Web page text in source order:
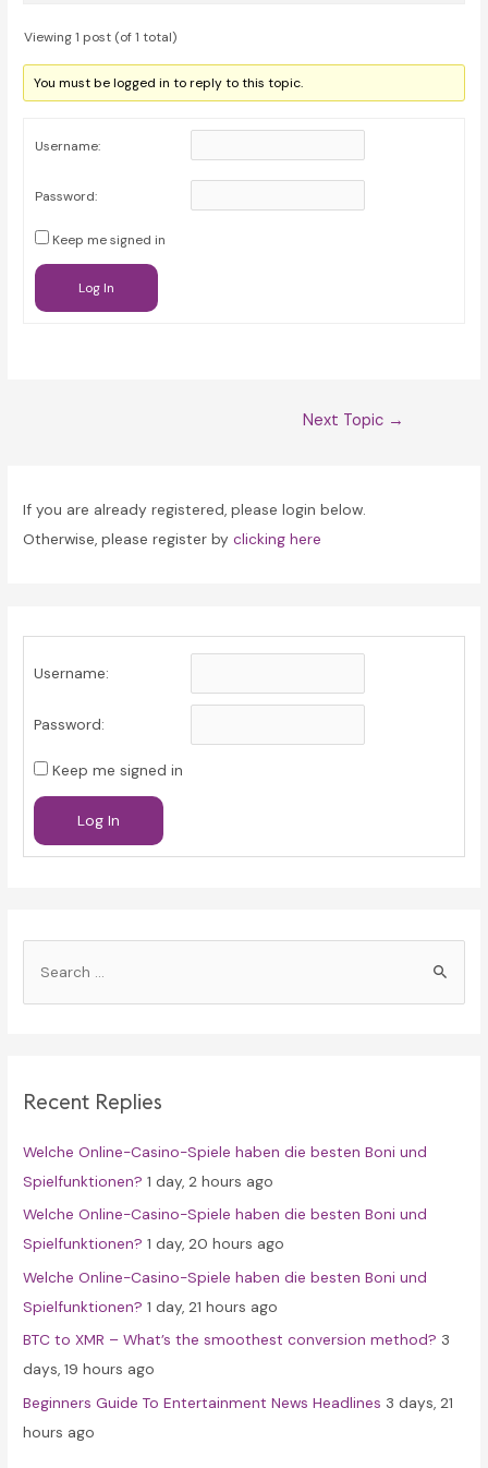
Viewing 1 post (of 1 total)
You must be logged in to reply to this topic.
Username:
Password:
Keep me signed in
Log In
Next Topic →
If you are already registered, please login below.
Otherwise, please register byclicking here
Username:
Password:
Keep me signed in
Log In
h
o
r
:
Recent Replies
Welche Online-Casino-Spiele haben die besten Boni und
Spielfunktionen? 1 day, 2 hours ago
Welche Online-Casino-Spiele haben die besten Boni und
Spielfunktionen? 1 day, 20 hours ago
Welche Online-Casino-Spiele haben die besten Boni und
Spielfunktionen? 1 day, 21 hours ago
BTC to XMR – What’s the smoothest conversion method? 3
days, 19 hours ago
Beginners Guide To Entertainment News Headlines 3 days, 21
hours ago